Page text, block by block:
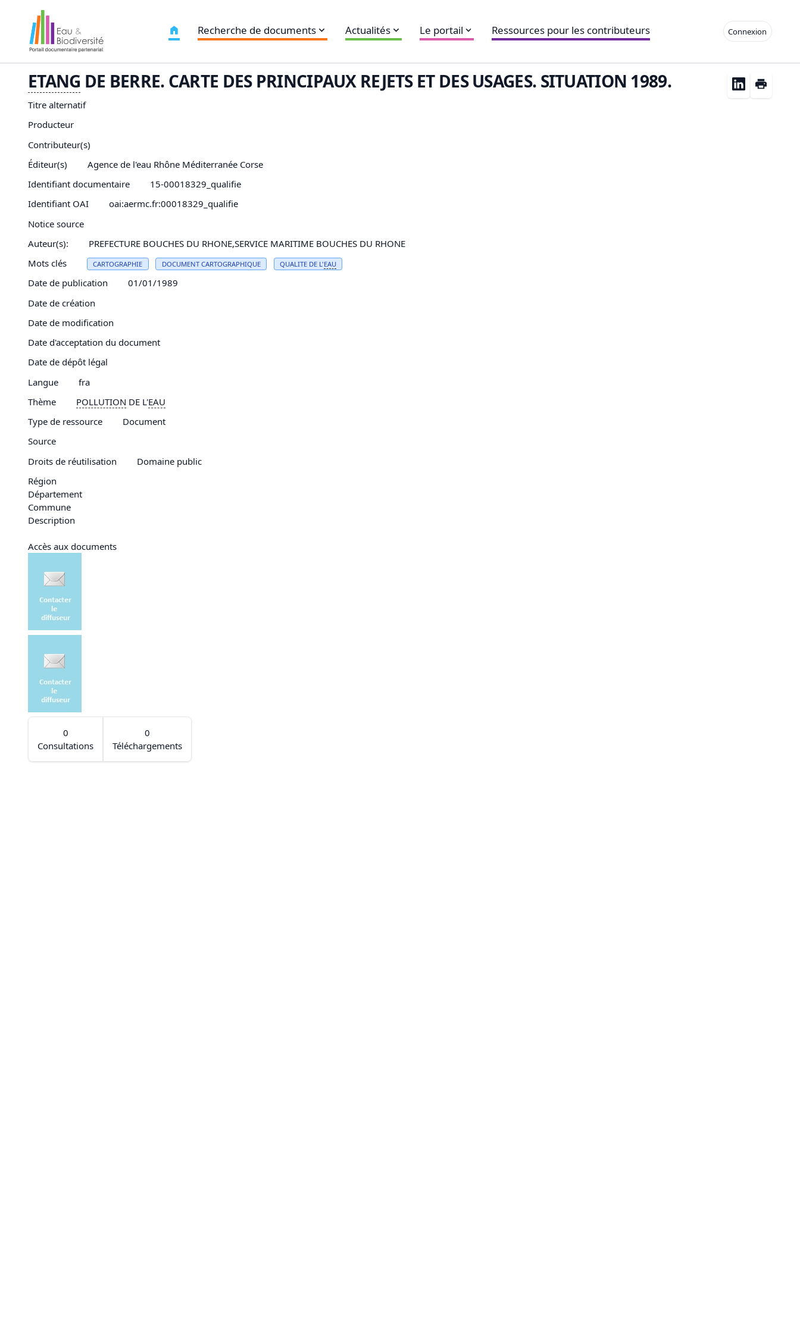
Connexion
Recherche de documents Actualités Le portail Ressources pour les contributeurs
ETANG DE BERRE. CARTE DES PRINCIPAUX REJETS ET DES USAGES. SITUATION 1989.
Titre alternatif
Producteur
Contributeur(s)
Éditeur(s)
Agence de l'eau Rhône Méditerranée Corse
Identifiant documentaire
15-00018329_qualifie
Identifiant OAI
oai:aermc.fr:00018329_qualifie
Notice source
Auteur(s):
PREFECTURE BOUCHES DU RHONE,SERVICE MARITIME BOUCHES DU RHONE
Mots clés
CARTOGRAPHIE DOCUMENT CARTOGRAPHIQUE QUALITE DE L'EAU
Date de publication
01/01/1989
Date de création
Date de modification
Date d'acceptation du document
Date de dépôt légal
Langue
fra
Thème
POLLUTION DE L'EAU
Type de ressource
Document
Source
Droits de réutilisation
Domaine public
Région
Département
Commune
Description
Accès aux documents
0
Consultations
0
Téléchargements